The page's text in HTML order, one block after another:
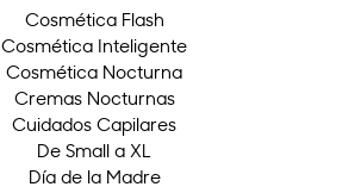
Cosmética Flash
Cosmética Inteligente
Cosmética Nocturna
Cremas Nocturnas
Cuidados Capilares
De Small a XL
Día de la Madre